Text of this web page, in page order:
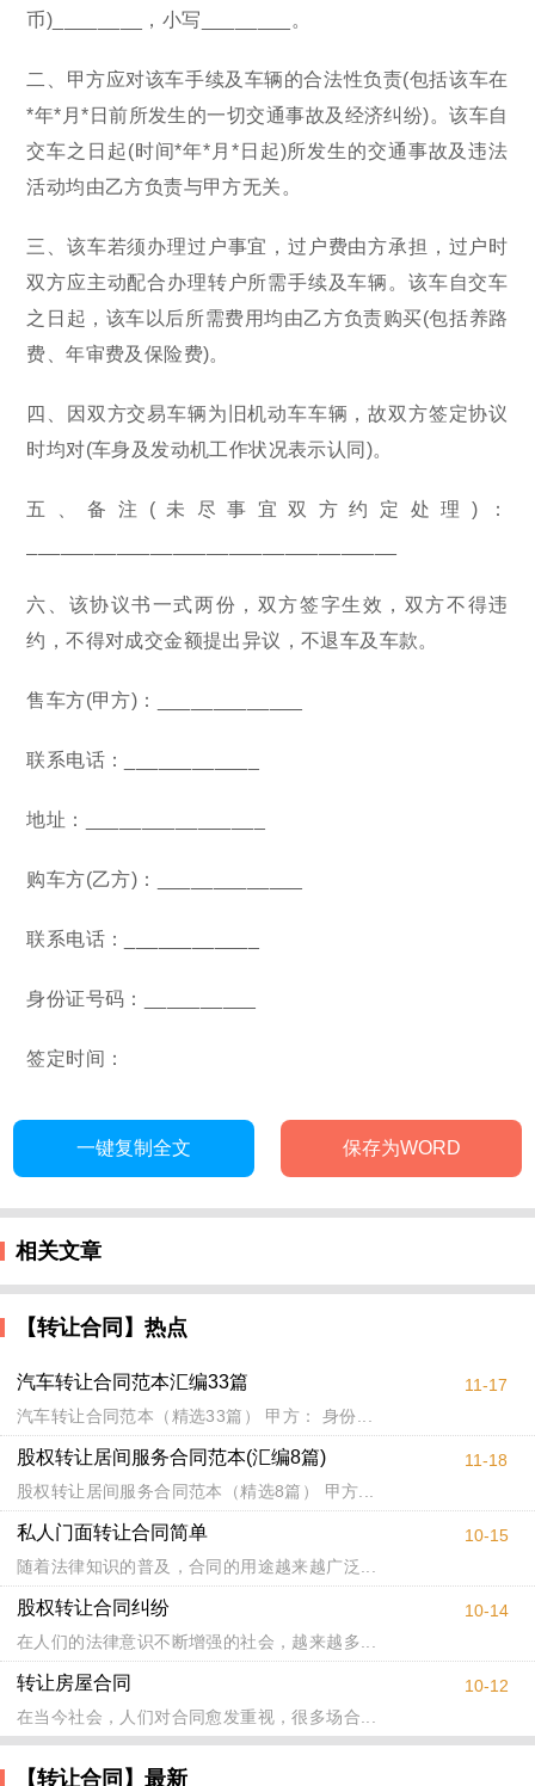
币)________，小写________。
二、甲方应对该车手续及车辆的合法性负责(包括该车在
*年*月*日前所发生的一切交通事故及经济纠纷)。该车自
交车之日起(时间*年*月*日起)所发生的交通事故及违法
活动均由乙方负责与甲方无关。
三、该车若须办理过户事宜，过户费由方承担，过户时
双方应主动配合办理转户所需手续及车辆。该车自交车
之日起，该车以后所需费用均由乙方负责购买(包括养路
费、年审费及保险费)。
四、因双方交易车辆为旧机动车车辆，故双方签定协议
时均对(车身及发动机工作状况表示认同)。
五、备注(未尽事宜双方约定处理)：
六、该协议书一式两份，双方签字生效，双方不得违
约，不得对成交金额提出异议，不退车及车款。
售车方(甲方)：_____________
联系电话：____________
地址：________________
购车方(乙方)：_____________
联系电话：____________
身份证号码：__________
签定时间：
一键复制全文 保存为WORD
相关文章
【转让合同】热点
汽车转让合同范本汇编33篇
汽车转让合同范本（精选33篇） 甲方： 身份...
11-17
股权转让居间服务合同范本(汇编8篇)
股权转让居间服务合同范本（精选8篇） 甲方...
11-18
私人门面转让合同简单
随着法律知识的普及，合同的用途越来越广泛...
10-15
股权转让合同纠纷
在人们的法律意识不断增强的社会，越来越多...
10-14
转让房屋合同
在当今社会，人们对合同愈发重视，很多场合...
10-12
【转让合同】最新